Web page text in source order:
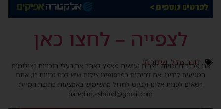
לצפייה – לחצו כאן
דובר צה״ל,שידור חי
אנו מכבדים זכויות יוצרים ועושים מאמץ לאתר את בעלי הזכויות בצילומים
המגיעים לידינו. אם זיהיתים בפרסומינו צילום שיש לכם זכויות בו, אתם
רשאים לפנות אלינו ולבקש לחדול מהשימוש באמצעות כתובת המייל:
haredim.ashdod@gmail.com